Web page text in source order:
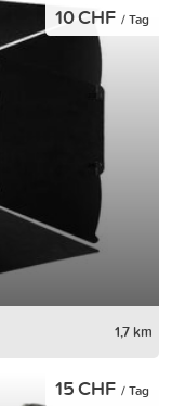
10 CHF / Tag
1,7 km
15 CHF / Tag